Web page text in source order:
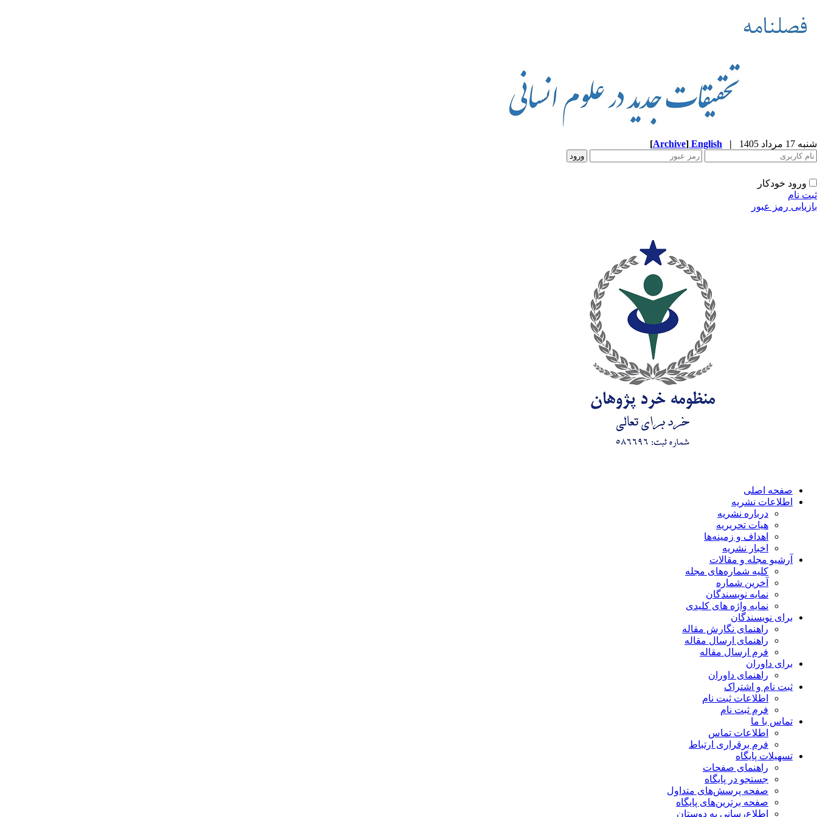
شنبه 17 مرداد 1405 |
English
[Archive]
ورود خودکار
ثبت نام
بازیابی رمز عبور
صفحه اصلی
اطلاعات نشریه
درباره نشریه
هیات تحریریه
اهداف و زمینه‌ها
اخبار نشریه
آرشیو مجله و مقالات
کلیه شماره‌های مجله
آخرین شماره
نمایه نویسندگان
نمایه واژه های کلیدی
برای نویسندگان
راهنمای نگارش مقاله
راهنمای ارسال مقاله
فرم ارسال مقاله
برای داوران
راهنمای داوران
ثبت نام و اشتراک
اطلاعات ثبت نام
فرم ثبت نام
تماس با ما
اطلاعات تماس
فرم برقراری ارتباط
تسهیلات پایگاه
راهنمای صفحات
جستجو در پایگاه
صفحه پرسش‌های متداول
صفحه برترین‌های پایگاه
اطلاع‌رسانی به دوستان